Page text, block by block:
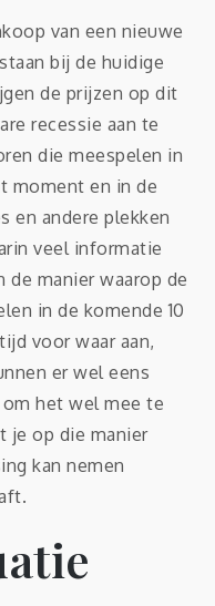
van een nieuwe
bij de huidige
de prijzen op dit
recessie aan te
die meespelen in
moment en in de
en andere plekken
veel informatie
de manier waarop de
in de komende 10
voor waar aan,
er wel eens
het wel mee te
je op die manier
kan nemen